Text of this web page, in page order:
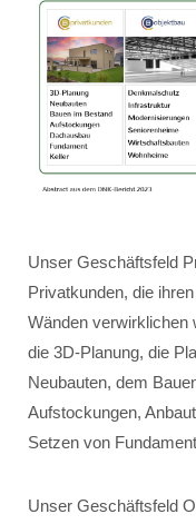
Unser Geschäftsfeld
Privatkunden, die
Wänden verwirklichen
die 3D-Planung, die
Neubauten, dem
Aufstockungen,
Setzen von
Unser Geschäftsfeld